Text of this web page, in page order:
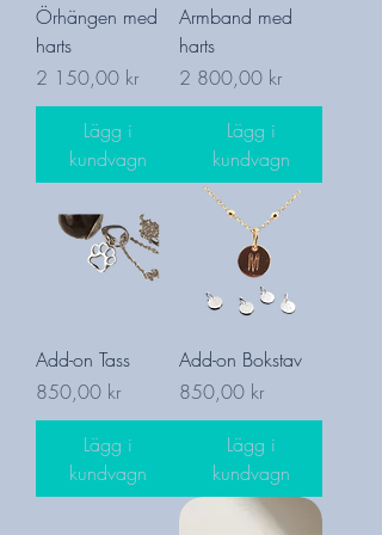
Örhängen med
harts
Pris
2 150,00 kr
Lägg i
kundvagn
Armband med
harts
Pris
2 800,00 kr
Lägg i
kundvagn
Add-on Tass
Pris
850,00 kr
Lägg i
kundvagn
Add-on Bokstav
Pris
850,00 kr
Lägg i
kundvagn